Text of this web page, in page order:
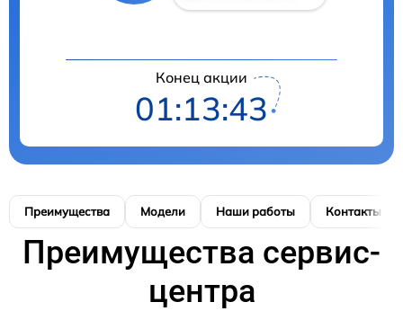
Конец акции
01:13:42
Преимущества Модели Наши работы Контакты
Преимущества сервис-
центра